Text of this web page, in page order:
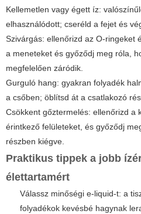
Kellemetlen vagy égett íz:
elhasználódott; cseréld a fejet és
Szivárgás: ellenőrizd az O-ringeket
a meneteket és győződj meg róla,
megfelelően záródik.
Gurguló hang: gyakran folyadék
a csőben; öblítsd át a csatlakozó
Csökkent gőztermelés: ellenőrizd a
érintkező felületeket, és győződj
részben kiégve.
Praktikus tippek a jobb
élettartamért
Válassz minőségi e-liquid-t: a
folyadékok kevésbé hagynak